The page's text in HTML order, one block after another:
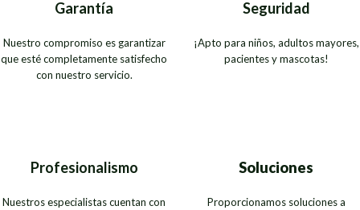
Garantía
Nuestro compromiso es garantizar
que esté completamente satisfecho
con nuestro servicio.
Seguridad
¡Apto para niños, adultos mayores,
pacientes y mascotas!
Profesionalismo
Nuestros especialistas cuentan con
Soluciones
Proporcionamos soluciones a